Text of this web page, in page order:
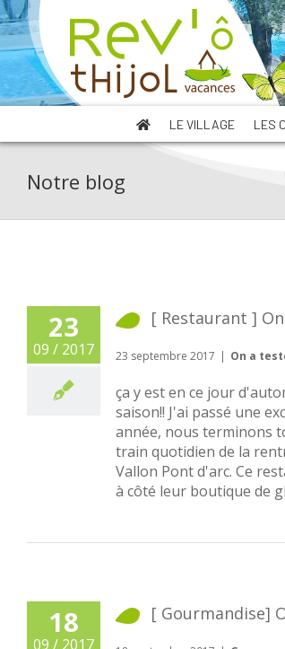
Skip
to
content
LE VILLAGE LES
Notre blog
23
09 / 2017
[ Restaurant ]
23 septembre 2017 | On a
ça y est en ce jour
saison!! J'ai passé une
année, nous terminons
train quotidien de la
Vallon Pont d'arc. Ce
à côté leur boutique de
18
09 / 2017
[ Gourmandise]